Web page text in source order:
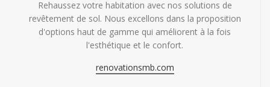
Rehaussez votre habitation avec nos solutions de
revêtement de sol. Nous excellons dans la proposition
d'options haut de gamme qui améliorent à la fois
l'esthétique et le confort.
renovationsmb.com